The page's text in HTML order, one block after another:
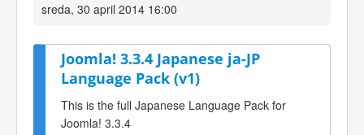
sreda, 30 april 2014 16:00
Joomla! 3.3.4 Japanese ja-JP
Language Pack (v1)
This is the full Japanese Language Pack for
Joomla! 3.3.4